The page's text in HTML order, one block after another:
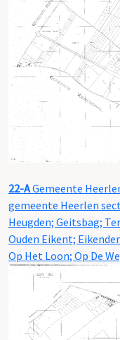
22-AGemeente
gemeente Heerlen
Heugden; Geitsbag;
Ouden Eikent;
Op Het Loon; Op De